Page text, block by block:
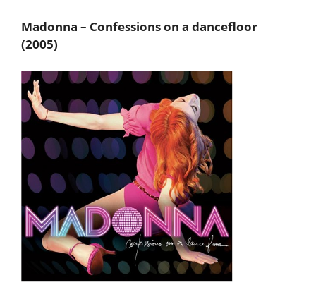
Madonna – Confessions on a dancefloor
(2005)